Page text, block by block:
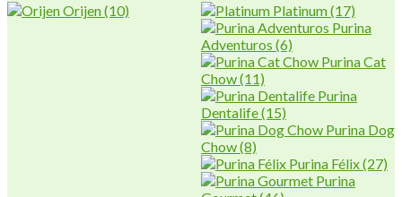
Orijen(10) Platinum(17)
Purina
Adventuros (6)
Purina Cat
Chow(11)
Purina
Dentalife(15)
Purina Dog
Chow(8)
Purina Félix(27)
Purina